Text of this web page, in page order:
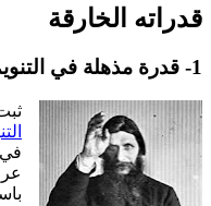
قدراته الخارقة
1- قدرة مذهلة في التنويم المغناطيسي